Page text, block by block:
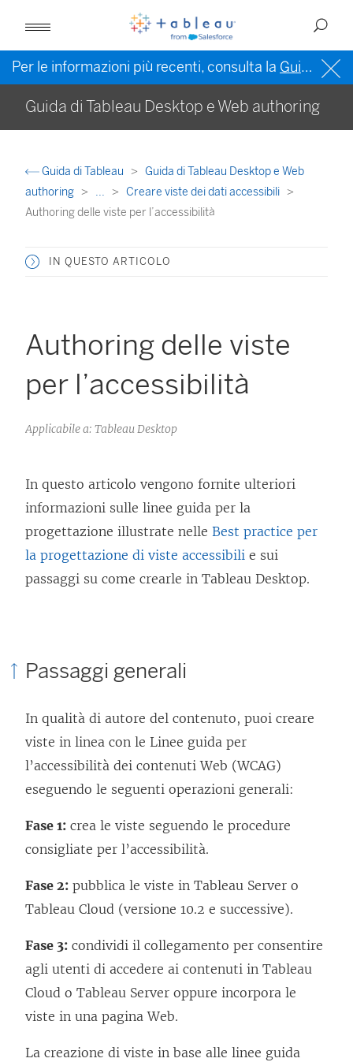
Per le informazioni più recenti, consulta la Guida di Tableau in inglese (Stati Uniti)
Guida di Tableau Desktop e Web authoring
Guida di Tableau
Guida di Tableau Desktop e Web
authoring
...
Creare viste dei dati accessibili
Authoring delle viste per l’accessibilità
IN QUESTO ARTICOLO
Authoring delle viste
per l’accessibilità
Applicabile a: Tableau Desktop
In questo articolo vengono fornite ulteriori
informazioni sulle linee guida per la
progettazione illustrate nelle Best practice per
la progettazione di viste accessibili e sui
passaggi su come crearle in Tableau Desktop.
Passaggi generali
In qualità di autore del contenuto, puoi creare
viste in linea con le Linee guida per
l’accessibilità dei contenuti Web (WCAG)
eseguendo le seguenti operazioni generali:
Fase 1: crea le viste seguendo le procedure
consigliate per l’accessibilità.
Fase 2: pubblica le viste in Tableau Server o
Tableau Cloud (versione 10.2 e successive).
Fase 3: condividi il collegamento per consentire
agli utenti di accedere ai contenuti in Tableau
Cloud o Tableau Server oppure incorpora le
viste in una pagina Web.
La creazione di viste in base alle linee guida